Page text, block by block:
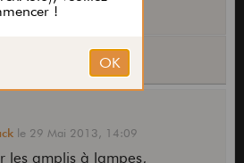
le 29 Mai 2013, 14:09
les amplis à lampes,